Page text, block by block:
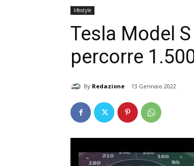
lifestyle
Tesla Model
percorre
By Redazione 13 Gennaio 2022